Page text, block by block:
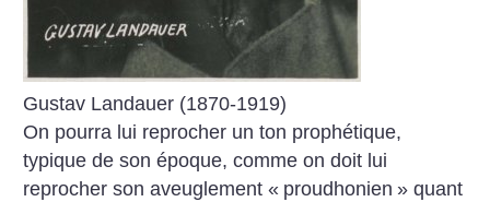
Gustav Landauer (1870-1919)
On pourra lui reprocher un ton prophétique,
typique de son époque, comme on doit lui
reprocher son aveuglement « proudhonien » quant